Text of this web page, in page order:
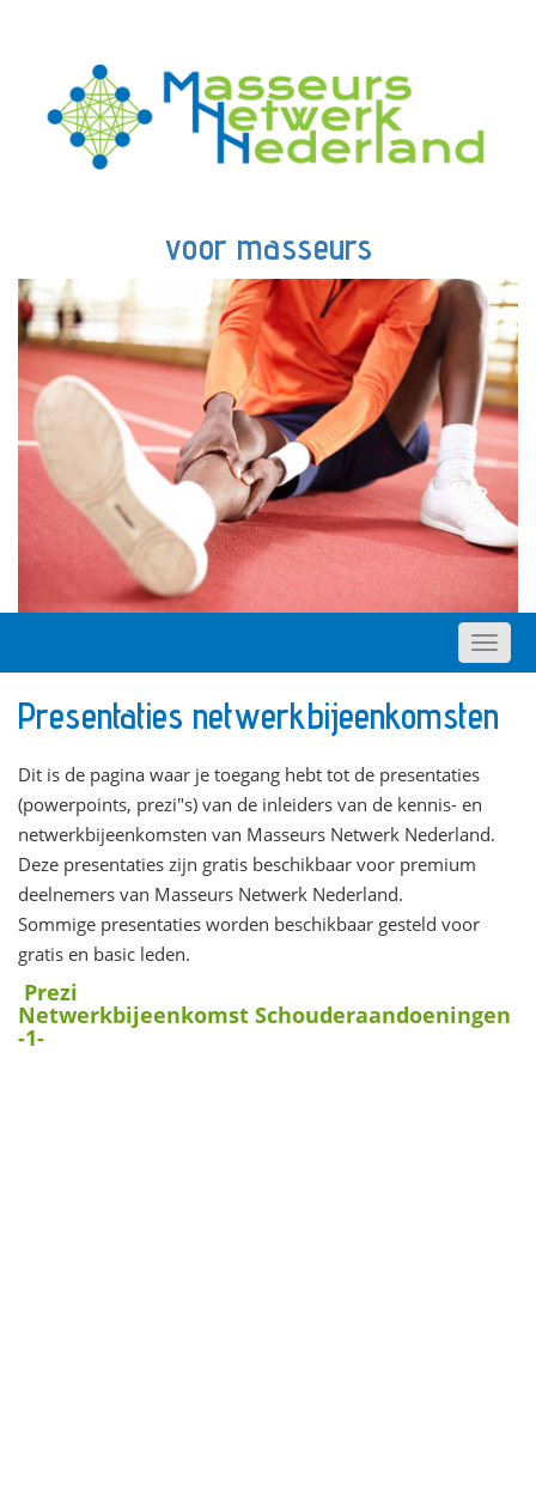
voor masseurs
Presentaties netwerkbijeenkomsten
Dit is de pagina waar je toegang hebt tot de presentaties
(powerpoints, prezi"s) van de inleiders van de kennis- en
netwerkbijeenkomsten van Masseurs Netwerk Nederland.
Deze presentaties zijn gratis beschikbaar voor premium
deelnemers van Masseurs Netwerk Nederland.
Sommige presentaties worden beschikbaar gesteld voor
gratis en basic leden.
Prezi
Netwerkbijeenkomst Schouderaandoeningen
-1-